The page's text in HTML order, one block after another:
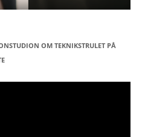
OM TEKNIKSTRULET PÅ